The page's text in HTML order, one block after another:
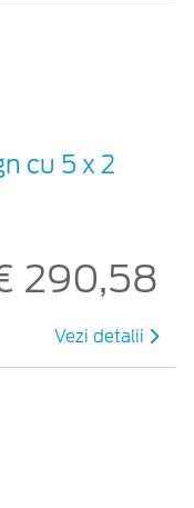
cu 5 x 2
290,58
Vezi detalii